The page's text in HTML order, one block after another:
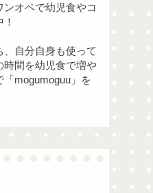
オペで幼児食やコ
自分自身も使って
時間を幼児食で増や
「mogumoguu」を